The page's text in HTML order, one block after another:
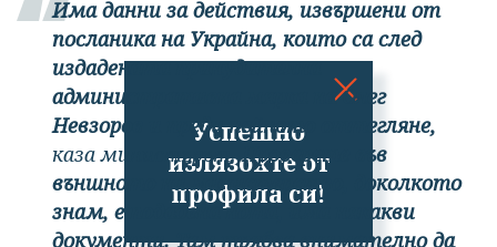
Успешно
излязохте от
профила си!
Има данни за действия, извършени от
посланика на Украйна, които са след
издадената принудителна
административна мярка на Олег
Невзоров и преди нейното оттегляне,
каза министърът.Проверете във
външното ни министерство, доколкото
знам, е подадена нота, има някакви
документи. Там трябва внимателно да